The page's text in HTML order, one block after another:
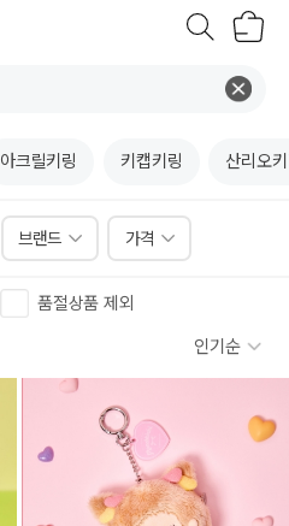
아크릴키링 키캡키링 산리오
브랜드 가격
품절상품 제외
인기순